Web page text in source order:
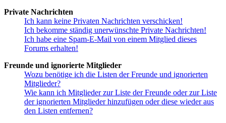
Private Nachrichten
Ich kann keine Privaten Nachrichten verschicken!
Ich bekomme ständig unerwünschte Private Nachrichten!
Ich habe eine Spam-E-Mail von einem Mitglied dieses
Forums erhalten!
Freunde und ignorierte Mitglieder
Wozu benötige ich die Listen der Freunde und ignorierten
Mitglieder?
Wie kann ich Mitglieder zur Liste der Freunde oder zur Liste
der ignorierten Mitglieder hinzufügen oder diese wieder aus
den Listen entfernen?